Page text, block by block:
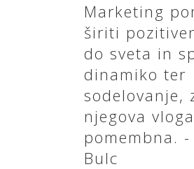
Marketing
širiti
do sveta in
dinamiko ter
sodelovanje,
njegova
pomembna.
Bulc